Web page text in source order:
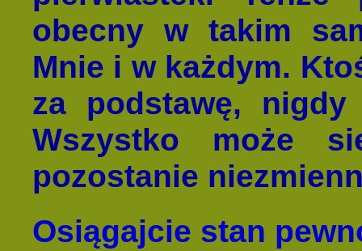
obecny w takim
Mnie i w każdym.
za podstawę,
Wszystko może
pozostanie
Osiągajcie stan